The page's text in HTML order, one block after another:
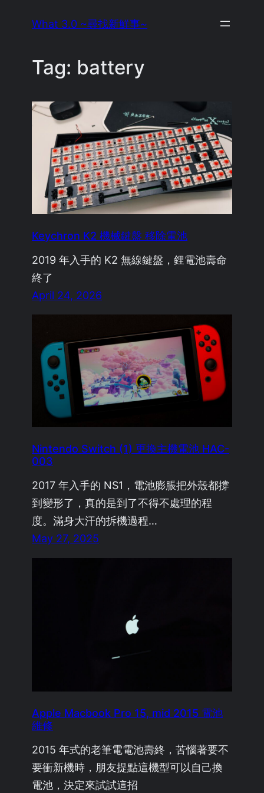
What 3.0 ~尋找新鮮事~
Tag: battery
Keychron K2 機械鍵盤 移除電池
2019 年入手的 K2 無線鍵盤，鋰電池壽命
終了
April 24, 2026
Nintendo Switch (1) 更換主機電池 HAC-
003
2017 年入手的 NS1，電池膨脹把外殼都撐
到變形了，真的是到了不得不處理的程
度。滿身大汗的拆機過程…
May 27, 2025
Apple Macbook Pro 15, mid 2015 電池
維修
2015 年式的老筆電電池壽終，苦惱著要不
要衝新機時，朋友提點這機型可以自己換
電池，決定來試試這招